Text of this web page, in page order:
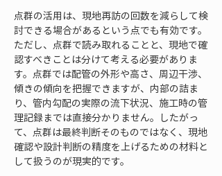
点群の活用は、現地再訪の回数を減らして検
討できる場合があるという点でも有効です。
ただし、点群で読み取れることと、現地で確
認すべきことは分けて考える必要がありま
す。点群では配管の外形や高さ、周辺干渉、
傾きの傾向を把握できますが、内部の詰ま
り、管内勾配の実際の流下状況、施工時の管
理記録までは直接分かりません。したがっ
て、点群は最終判断そのものではなく、現地
確認や設計判断の精度を上げるための材料と
して扱うのが現実的です。